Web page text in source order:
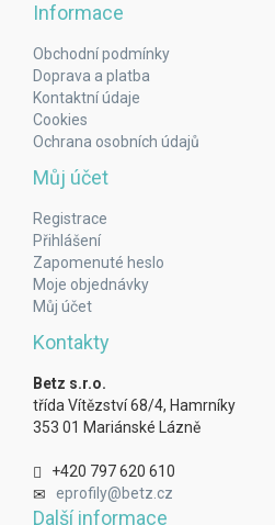
Informace
Obchodní podmínky
Doprava a platba
Kontaktní údaje
Cookies
Ochrana osobních údajů
Můj účet
Registrace
Přihlášení
Zapomenuté heslo
Moje objednávky
Můj účet
Kontakty
Betz s.r.o.
třída Vítězství 68/4, Hamrníky
353 01 Mariánské Lázně
+420 797 620 610
eprofily@betz.cz
Další informace